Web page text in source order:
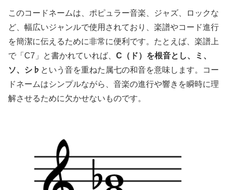
このコードネームは、ポピュラー音楽、ジャズ、ロックな
ど、幅広いジャンルで使用されており、楽譜やコード進行
を簡潔に伝えるために非常に便利です。たとえば、楽譜上
で「C7」と書かれていれば、 C（ド）を根音とし、ミ、
ソ、シ♭ という音を重ねた属七の和音を意味します。コー
ドネームはシンプルながら、音楽の進行や響きを瞬時に理
解させるために欠かせないものです。